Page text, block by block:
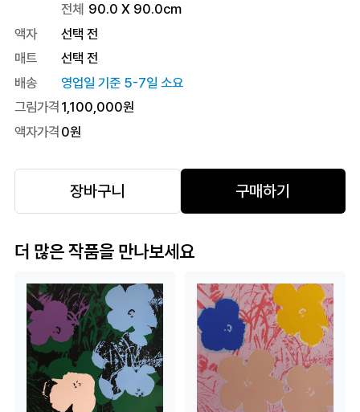
전체 90.0 X 90.0cm
액자
선택 전
매트
선택 전
배송
영업일 기준 5-7일 소요
그림가격 1,100,000원
액자가격 0원
장바구니 구매하기
더 많은 작품을 만나보세요